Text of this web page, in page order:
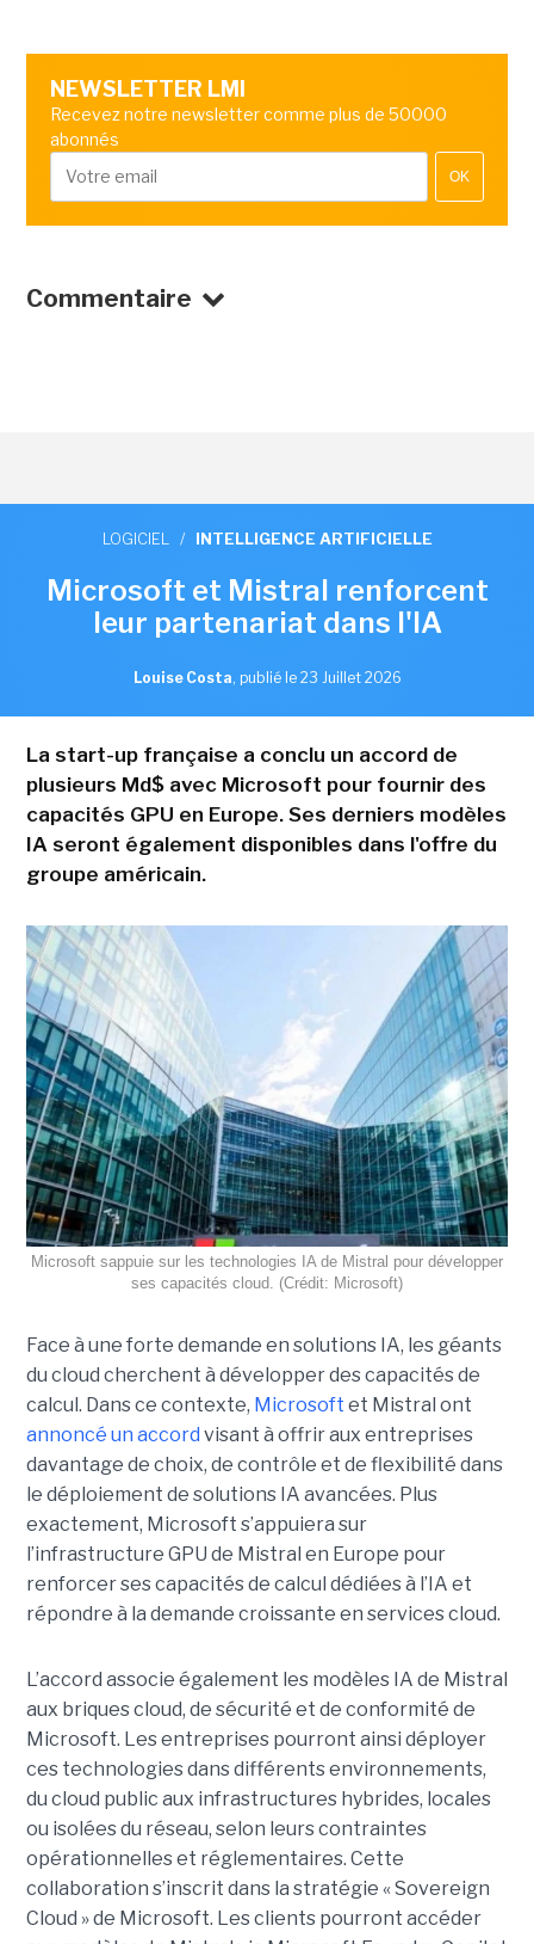
NEWSLETTER LMI
Recevez notre newsletter comme plus de 50000
abonnés
OK
Commentaire
LOGICIEL / INTELLIGENCE ARTIFICIELLE
Microsoft et Mistral renforcent
leur partenariat dans l'IA
Louise Costa, publié le 23 Juillet 2026
La start-up française a conclu un accord de
plusieurs Md$ avec Microsoft pour fournir des
capacités GPU en Europe. Ses derniers modèles
IA seront également disponibles dans l'offre du
groupe américain.
Microsoft sappuie sur les technologies IA de Mistral pour développer
ses capacités cloud. (Crédit: Microsoft)
Face à une forte demande en solutions IA, les géants
du cloud cherchent à développer des capacités de
calcul. Dans ce contexte, Microsoft et Mistral ont
annoncé un accord visant à offrir aux entreprises
davantage de choix, de contrôle et de flexibilité dans
le déploiement de solutions IA avancées. Plus
exactement, Microsoft s’appuiera sur
l’infrastructure GPU de Mistral en Europe pour
renforcer ses capacités de calcul dédiées à l’IA et
répondre à la demande croissante en services cloud.
L’accord associe également les modèles IA de Mistral
aux briques cloud, de sécurité et de conformité de
Microsoft. Les entreprises pourront ainsi déployer
ces technologies dans différents environnements,
du cloud public aux infrastructures hybrides, locales
ou isolées du réseau, selon leurs contraintes
opérationnelles et réglementaires. Cette
collaboration s’inscrit dans la stratégie « Sovereign
Cloud » de Microsoft. Les clients pourront accéder